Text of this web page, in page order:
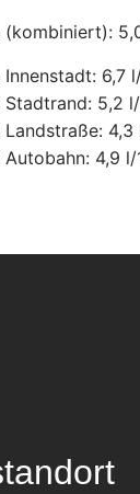
6,7
5,2
4,3
4,9 l/